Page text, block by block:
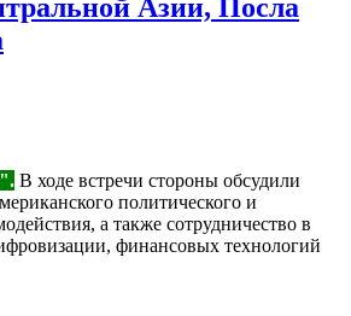
Азии, Посла
В ходе встречи стороны обсудили
политического и
а также сотрудничество в
финансовых технологий